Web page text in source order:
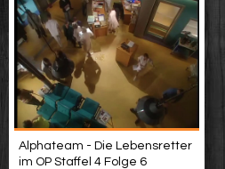
Alphateam - Die Lebensretter
im OP Staffel 4 Folge 6